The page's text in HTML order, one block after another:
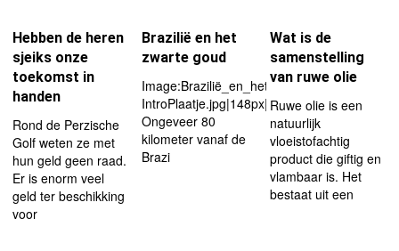
Hebben de heren
sjeiks onze
toekomst in
handen
Rond de Perzische
Golf weten ze met
hun geld geen raad.
Er is enorm veel
geld ter beschikking
voor
Brazilië en het
zwarte goud
Image:Brazilië_en_het_zwarte_goud-
IntroPlaatje.jpg|148px|left
Ongeveer 80
kilometer vanaf de
Brazi
Wat is de
samenstelling
van ruwe olie
Ruwe olie is een
natuurlijk
vloeistofachtig
product die giftig en
vlambaar is. Het
bestaat uit een